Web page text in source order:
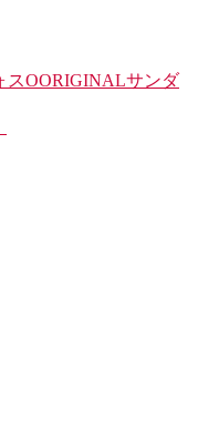
スOORIGINALサンダ